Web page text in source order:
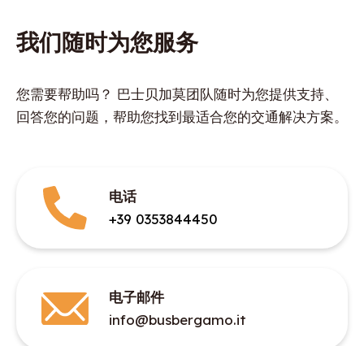
我们随时为您服务
您需要帮助吗？ 巴士贝加莫团队随时为您提供支持、
回答您的问题，帮助您找到最适合您的交通解决方案。
电话
+39 0353844450
电子邮件
info@busbergamo.it